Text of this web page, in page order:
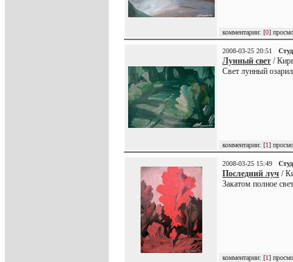
комментарии: [0]
2008-03-25 20:51
Лунный свет /
Свет лунный
комментарии: [1]
2008-03-25 15:49
Последний луч /
Закатом полное
комментарии: [1]